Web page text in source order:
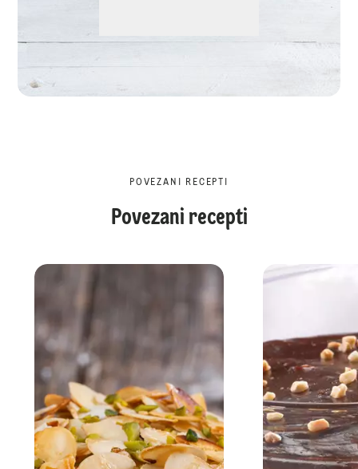
POVEZANI RECEPTI
Povezani recepti